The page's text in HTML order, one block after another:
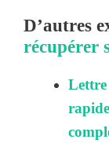
D’autres
récupérer
Lettre